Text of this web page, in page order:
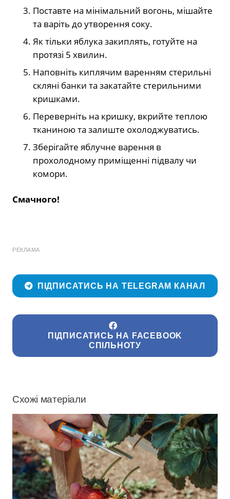
Поставте на мінімальний вогонь, мішайте
та варіть до утворення соку.
Як тільки яблука закиплять, готуйте на
протязі 5 хвилин.
Наповніть киплячим варенням стерильні
скляні банки та закатайте стерильними
кришками.
Переверніть на кришку, вкрийте теплою
тканиною та залиште охолоджуватись.
Зберігайте яблучне варення в
прохолодному приміщенні підвалу чи
комори.
Смачного!
РЕКЛАМА
ПІДПИСАТИСЬ НА TELEGRAM КАНАЛ
ПІДПИСАТИСЬ НА FACEBOOK
СПІЛЬНОТУ
Схожі матеріали